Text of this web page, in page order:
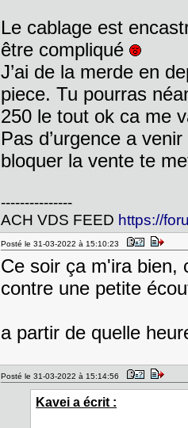
Le cablage est
être compliqué
J’ai de la merde en
piece. Tu pourras
250 le tout ok ca me
Pas d’urgence a
bloquer la vente te
---------------
ACH VDS FEED https://
Posté le 31-03-2022 à 15:10:23
Ce soir ça m'ira bien,
contre une petite
a partir de quelle
Posté le 31-03-2022 à 15:14:56
Kavei a écrit :